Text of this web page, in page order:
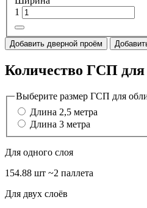
1
Добавить дверной проём
Количество ГСП для
Выберите размер ГСП для
Длина 2,5 метра
Длина 3 метра
Для одного слоя
154.88 шт ~2 паллета
Для двух слоёв